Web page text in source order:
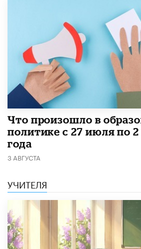
​Что произошло в
политике с 27 июля по 2
года
3 АВГУСТА
УЧИТЕЛЯ